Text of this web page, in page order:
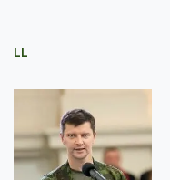
LL